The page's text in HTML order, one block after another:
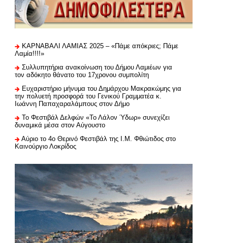
ΚΑΡΝΑΒΑΛΙ ΛΑΜΙΑΣ 2025 – «Πάμε απόκριες; Πάμε
Λαμία!!!!»
Συλλυπητήρια ανακοίνωση του Δήμου Λαμιέων για
τον αδόκητο θάνατο του 17χρονου συμπολίτη
Ευχαριστήριo μήνυμα του Δημάρχου Μακρακώμης για
την πολυετή προσφορά του Γενικού Γραμματέα κ.
Ιωάννη Παπαχαραλάμπους στον Δήμο
Το Φεστιβάλ Δελφών «Το Λάλον Ύδωρ» συνεχίζει
δυναμικά μέσα στον Αύγουστο
Αύριο το 4ο Θερινό Φεστιβάλ της Ι.Μ. Φθιώτιδος στο
Καινούργιο Λοκρίδος